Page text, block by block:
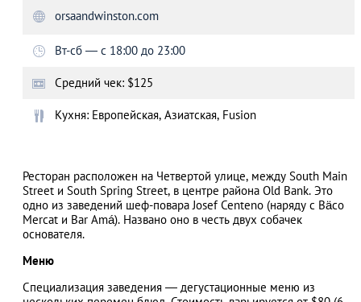
АЗАД
orsaandwinston.com
Вт-сб ― с 18:00 до 23:00
Средний чек: $125
Кухня: Европейская, Азиатская, Fusion
Ресторан расположен на Четвертой улице, между South Main
Street и South Spring Street, в центре района Old Bank. Это
одно из заведений шеф-повара Josef Centeno (наряду с Bäco
Mercat и Bar Amá). Названо оно в честь двух собачек
основателя.
Меню
Специализация заведения ― дегустационные меню из